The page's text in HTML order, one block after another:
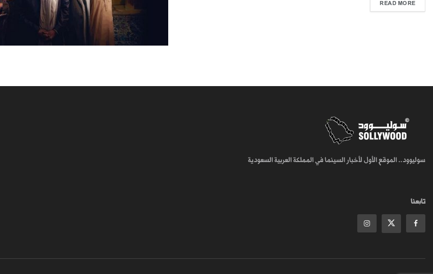
READ MORE
سوليوود.. الموقع الأول لأخبار السينما في المملكة العربية السعودية
تابعنا